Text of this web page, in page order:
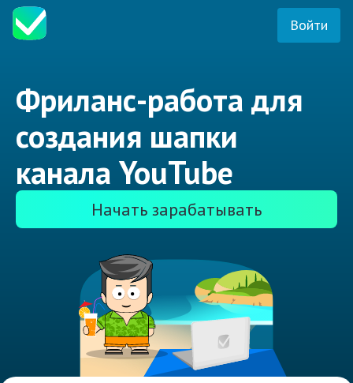
Войти
Фриланс-работа для
создания шапки
канала YouTube
Начать зарабатывать